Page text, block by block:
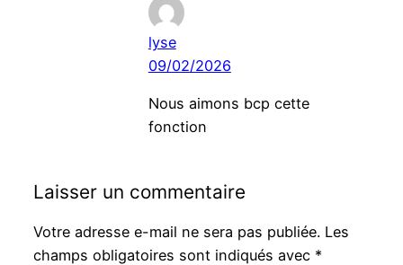
lyse
09/02/2026
Nous aimons bcp cette
fonction
Laisser un commentaire
Votre adresse e-mail ne sera pas publiée. Les
champs obligatoires sont indiqués avec *